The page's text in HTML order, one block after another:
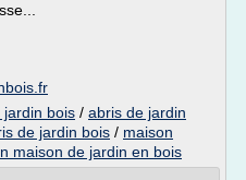
jardin bois / abris de jardin
de jardin bois / maison
maison de jardin en bois